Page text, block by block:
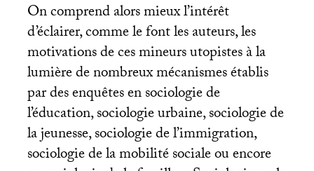
On comprend alors mieux l’intérêt
d’éclairer, comme le font les auteurs, les
motivations de ces mineurs utopistes à la
lumière de nombreux mécanismes établis
par des enquêtes en sociologie de
l’éducation, sociologie urbaine, sociologie de
la jeunesse, sociologie de l’immigration,
sociologie de la mobilité sociale ou encore